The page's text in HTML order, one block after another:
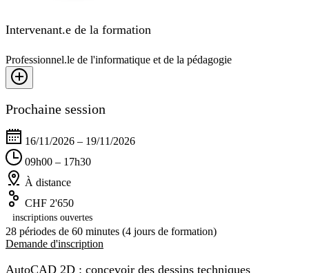
Intervenant.e de la formation
Professionnel.le de l'informatique et de la pédagogie
Prochaine session
16/11/2026 – 19/11/2026
09h00 – 17h30
À distance
CHF 2'650
inscriptions ouvertes
28 périodes de 60 minutes (4 jours de formation)
Demande d'inscription
AutoCAD 2D : concevoir des dessins techniques